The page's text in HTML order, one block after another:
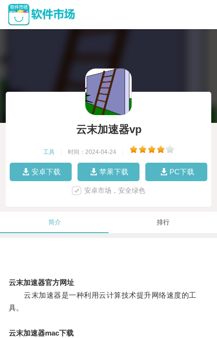
云末加速器vp
工具 时间：2024-04-24
安卓下载 苹果下载 PC下载
安卓市场，安全绿色
简介 排行
云末加速器官方网址
云末加速器是一种利用云计算技术提升网络速度的工
具。
云末加速器mac下载